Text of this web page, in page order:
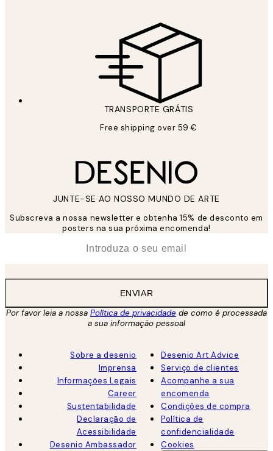
TRANSPORTE GRÁTIS
Free shipping over 59 €
JUNTE-SE AO NOSSO MUNDO DE ARTE
Subscreva a nossa newsletter e obtenha 15% de desconto em
posters na sua próxima encomenda!
ENVIAR
Por favor leia a nossa Política de privacidade de como é processada
a sua informação pessoal
Sobre a desenio
Imprensa
Informações Legais
Career
Sustentabilidade
Declaração de
Acessibilidade
Desenio Ambassador
Desenio Art Advice
Serviço de clientes
Acompanhe a sua
encomenda
Condições de compra
Política de
confidencialidade
Cookies